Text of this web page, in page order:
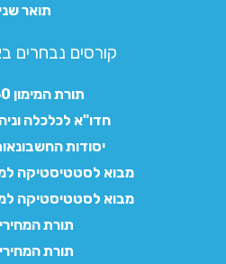
תואר שני
קורסים נבחרים
תורת המימון 10230
חדו"א לכלכלה וניהול
יסודות החשבונאות
מבוא לסטטיסטיקה
מבוא לסטטיסטיקה
תורת
תורת